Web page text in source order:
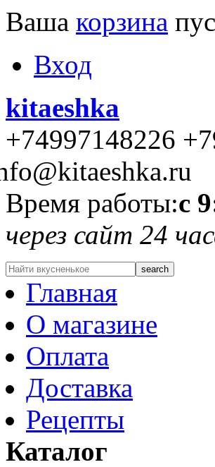
Ваша корзина
Вход
kitaeshka
+74997148226
Время работы:с
через сайт 24
Главная
О магазине
Оплата
Доставка
Рецепты
Каталог